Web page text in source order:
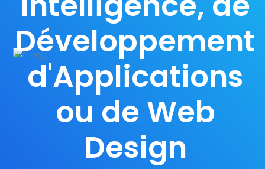
Développement
d'Applications
ou de Web
Design